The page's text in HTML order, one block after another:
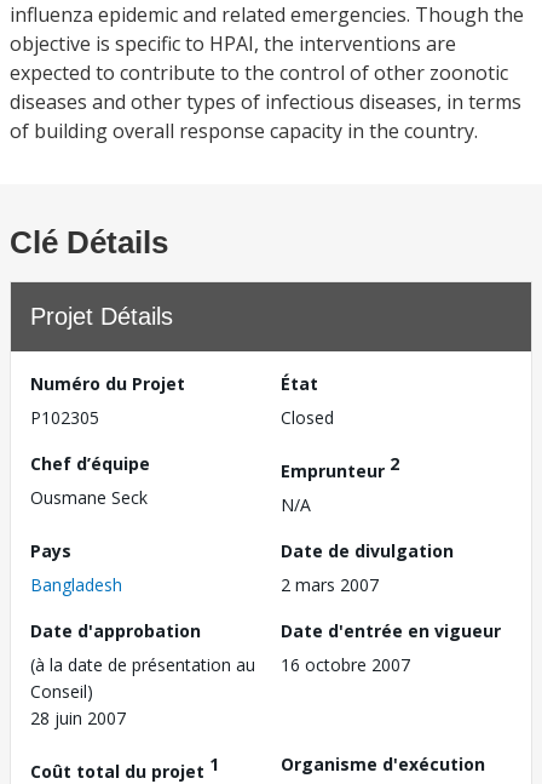
influenza epidemic and related emergencies. Though the
objective is specific to HPAI, the interventions are
expected to contribute to the control of other zoonotic
diseases and other types of infectious diseases, in terms
of building overall response capacity in the country.
Clé Détails
Projet Détails
Numéro du Projet
P102305
État
Closed
Chef d’équipe
Ousmane Seck
Emprunteur 2
N/A
Pays
Bangladesh
Date de divulgation
2 mars 2007
Date d'approbation
(à la date de présentation au
Conseil)
28 juin 2007
Date d'entrée en vigueur
16 octobre 2007
Coût total du projet 1
Organisme d'exécution